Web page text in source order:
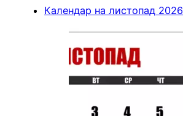
Календар на листопад 2026